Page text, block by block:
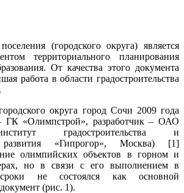
(городского округа) является
территориального планирования
От качества этого документа
работа в области градостроительства
округа город Сочи 2009 года
ГК «Олимпстрой», разработчик – ОАО
градостроительства и
развития «Гипрогор», Москва) [1]
олимпийских объектов в горном и
но в связи с его выполнением в
не состоялся как основной
(рис. 1).